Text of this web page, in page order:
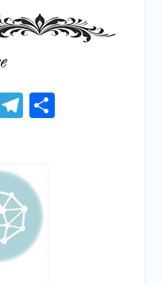
Telegram